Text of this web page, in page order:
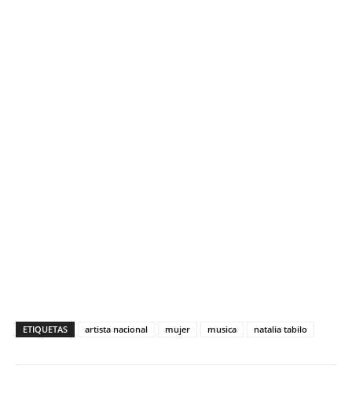
ETIQUETAS artista nacional mujer musica natalia tabilo